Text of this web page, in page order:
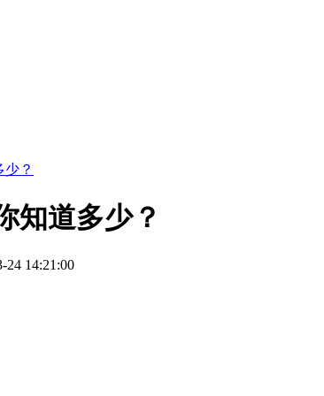
？
知道多少？
24 14:21:00